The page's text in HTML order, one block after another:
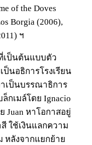
of the Doves
Borgia (2006),
ฯ
เป็นต้นแบบตัว
ป็นอธิการโรงเรียน
เป็นบรรณาธิการ
กเมล์โดย Ignacio
Juan หาโอกาสอยู่
ใช้เงินแลกความ
หลังจากแยกย้าย